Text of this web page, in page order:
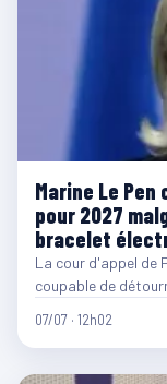
Marine Le
pour 2027
bracelet
La cour d'appel de
coupable de
07/07 · 12h02